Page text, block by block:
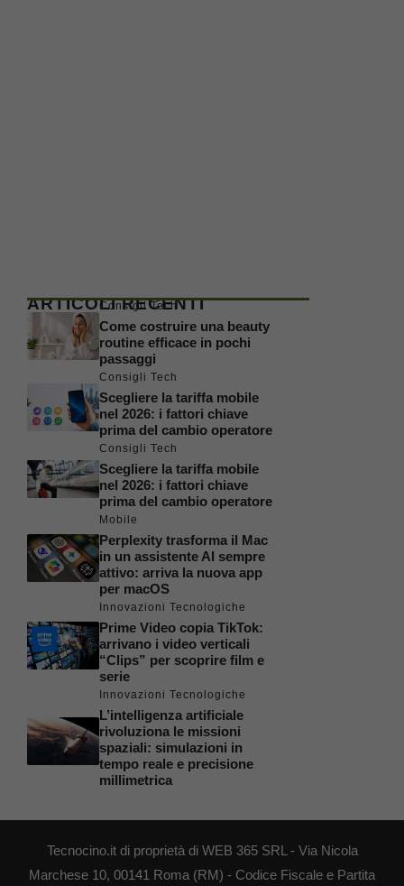
ARTICOLI RECENTI
Consigli Tech
Come costruire una beauty
routine efficace in pochi
passaggi
Consigli Tech
Scegliere la tariffa mobile
nel 2026: i fattori chiave
prima del cambio operatore
Consigli Tech
Scegliere la tariffa mobile
nel 2026: i fattori chiave
prima del cambio operatore
Mobile
Perplexity trasforma il Mac
in un assistente AI sempre
attivo: arriva la nuova app
per macOS
Innovazioni Tecnologiche
Prime Video copia TikTok:
arrivano i video verticali
“Clips” per scoprire film e
serie
Innovazioni Tecnologiche
L’intelligenza artificiale
rivoluziona le missioni
spaziali: simulazioni in
tempo reale e precisione
millimetrica
Tecnocino.it di proprietà di WEB 365 SRL - Via Nicola
Marchese 10, 00141 Roma (RM) - Codice Fiscale e Partita